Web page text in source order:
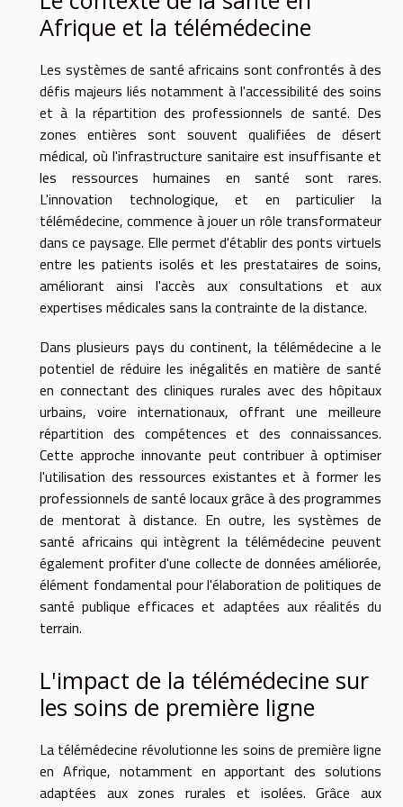
Afrique et la télémédecine
Les systèmes de santé africains sont confrontés à des
défis majeurs liés notamment à l'accessibilité des soins
et à la répartition des professionnels de santé. Des
zones entières sont souvent qualifiées de désert
médical, où l'infrastructure sanitaire est insuffisante et
les ressources humaines en santé sont rares.
L'innovation technologique, et en particulier la
télémédecine, commence à jouer un rôle transformateur
dans ce paysage. Elle permet d'établir des ponts virtuels
entre les patients isolés et les prestataires de soins,
améliorant ainsi l'accès aux consultations et aux
expertises médicales sans la contrainte de la distance.
Dans plusieurs pays du continent, la télémédecine a le
potentiel de réduire les inégalités en matière de santé
en connectant des cliniques rurales avec des hôpitaux
urbains, voire internationaux, offrant une meilleure
répartition des compétences et des connaissances.
Cette approche innovante peut contribuer à optimiser
l'utilisation des ressources existantes et à former les
professionnels de santé locaux grâce à des programmes
de mentorat à distance. En outre, les systèmes de
santé africains qui intègrent la télémédecine peuvent
également profiter d'une collecte de données améliorée,
élément fondamental pour l'élaboration de politiques de
santé publique efficaces et adaptées aux réalités du
terrain.
L'impact de la télémédecine sur
les soins de première ligne
La télémédecine révolutionne les soins de première ligne
en Afrique, notamment en apportant des solutions
adaptées aux zones rurales et isolées. Grâce aux